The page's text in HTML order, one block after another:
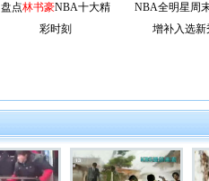
盘点林书豪NBA十大精
彩时刻
NBA全明星周
增补入选新